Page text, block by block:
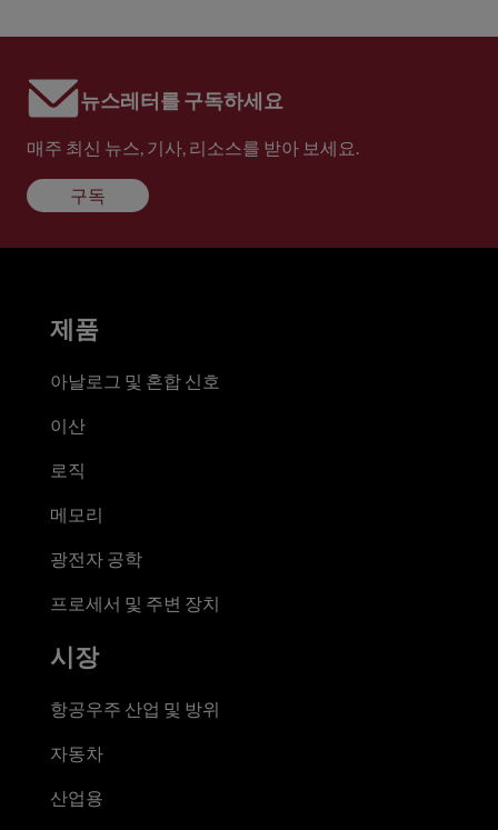
뉴스레터를 구독하세요
매주 최신 뉴스, 기사, 리소스를 받아 보세요.
구독
제품
아날로그 및 혼합 신호
이산
로직
메모리
광전자 공학
프로세서 및 주변 장치
시장
항공우주 산업 및 방위
자동차
산업용